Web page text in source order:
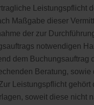
Leistungspflicht
Maßgabe dieser
der zur
notwendigen
dem Buchungsauftrag
Beratung,
Leistungspflicht gehört
soweit diese nicht